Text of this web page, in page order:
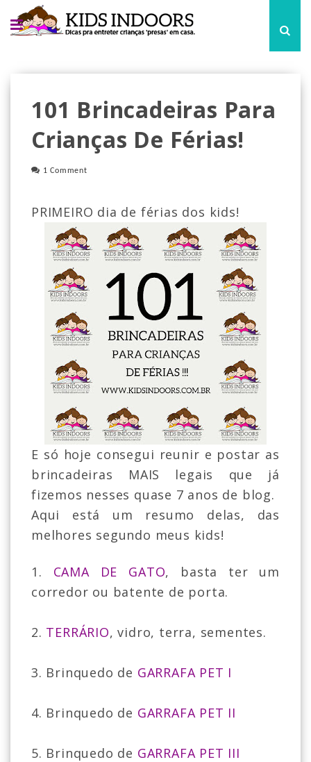
101 Brincadeiras Para
Crianças De Férias!
1 Comment
PRIMEIRO dia de férias dos kids!
E só hoje consegui reunir e postar as
brincadeiras MAIS legais que já
fizemos nesses quase 7 anos de blog.
Aqui está um resumo delas, das
melhores segundo meus kids!
1. CAMA DE GATO, basta ter um
corredor ou batente de porta.
2. TERRÁRIO, vidro, terra, sementes.
3. Brinquedo de GARRAFA PET I
4. Brinquedo de GARRAFA PET II
5. Brinquedo de GARRAFA PET III